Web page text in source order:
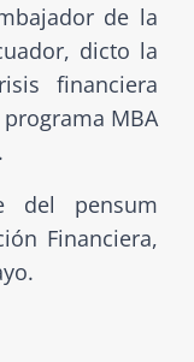
de la
dicto la
financiera
MBA
del pensum
Financiera,